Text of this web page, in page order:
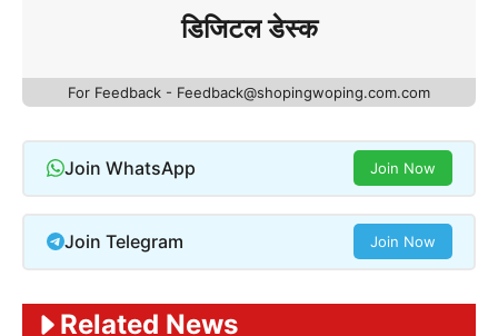
डिजिटल डेस्क
For Feedback - Feedback@shopingwoping.com.com
Join WhatsApp Join Now
Join Telegram Join Now
Related News